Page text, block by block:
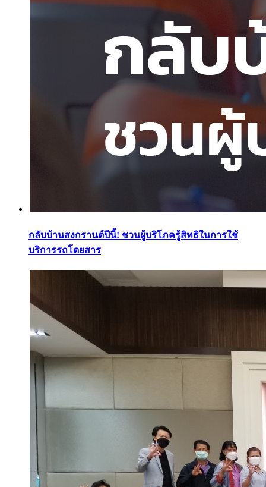
กลับบ้านสงกรานต์ปีนี้! ชวนผู้บริโภครู้สิทธิในการใช้
บริการรถโดยสาร